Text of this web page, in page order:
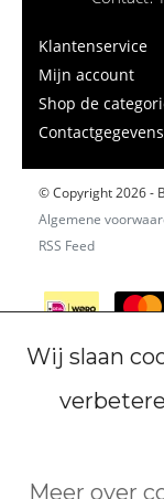
Klantenservice
Mijn account
Shop de
Contactgegevens
© Copyright 2026 -
Algemene
RSS Feed
Wij slaan
Meer over